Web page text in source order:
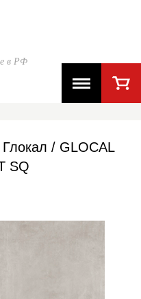
в РФ
/ GLOCAL
SQ